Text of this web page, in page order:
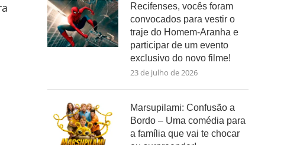
Recifenses, vocês foram
convocados para vestir o
traje do Homem-Aranha e
participar de um evento
exclusivo do novo filme!
23 de julho de 2026
Marsupilami: Confusão a
Bordo – Uma comédia para
a família que vai te chocar